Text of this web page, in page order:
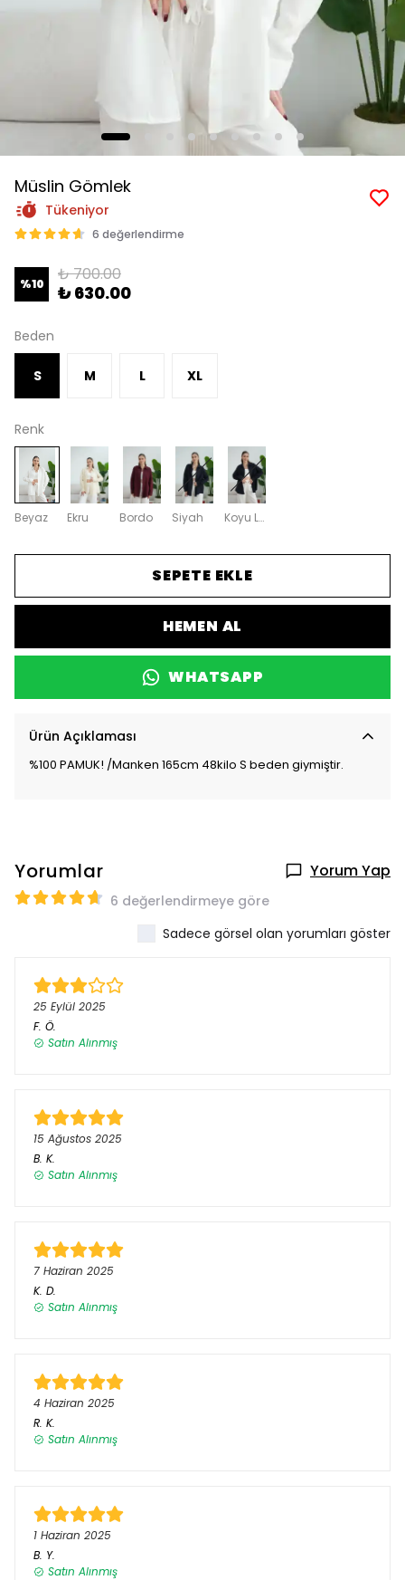
Müslin Gömlek
Tükeniyor
6 değerlendirme
%10 ₺ 700.00
₺ 630.00
Beden
S M L XL
Renk
Beyaz Ekru Bordo Siyah Koyu Lacivert
SEPETE EKLE
HEMEN AL
WHATSAPP
Ürün Açıklaması
%100 PAMUK! /Manken 165cm 48kilo S beden giymiştir.
Yorumlar Yorum Yap
6 değerlendirmeye göre
Sadece görsel olan yorumları göster
25 Eylül 2025
F. Ö.
Satın Alınmış
15 Ağustos 2025
B. K.
Satın Alınmış
7 Haziran 2025
K. D.
Satın Alınmış
4 Haziran 2025
R. K.
Satın Alınmış
1 Haziran 2025
B. Y.
Satın Alınmış